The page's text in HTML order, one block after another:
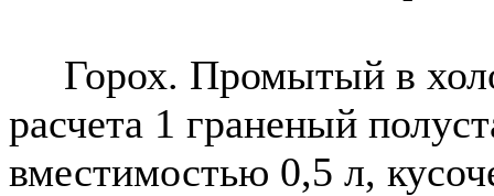
Горох. Промытый в
расчета 1 граненый
вместимостью 0,5 л,